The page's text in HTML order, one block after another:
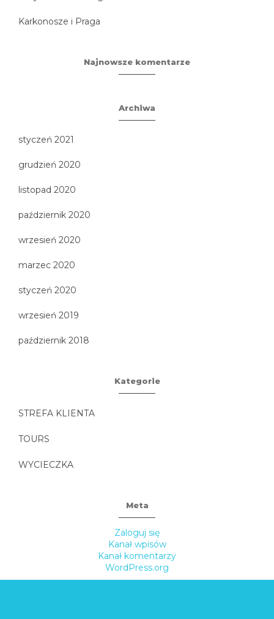
Karkonosze i Praga
Najnowsze komentarze
Archiwa
styczeń 2021
grudzień 2020
listopad 2020
październik 2020
wrzesień 2020
marzec 2020
styczeń 2020
wrzesień 2019
październik 2018
Kategorie
STREFA KLIENTA
TOURS
WYCIECZKA
Meta
Zaloguj się
Kanał wpisów
Kanał komentarzy
WordPress.org